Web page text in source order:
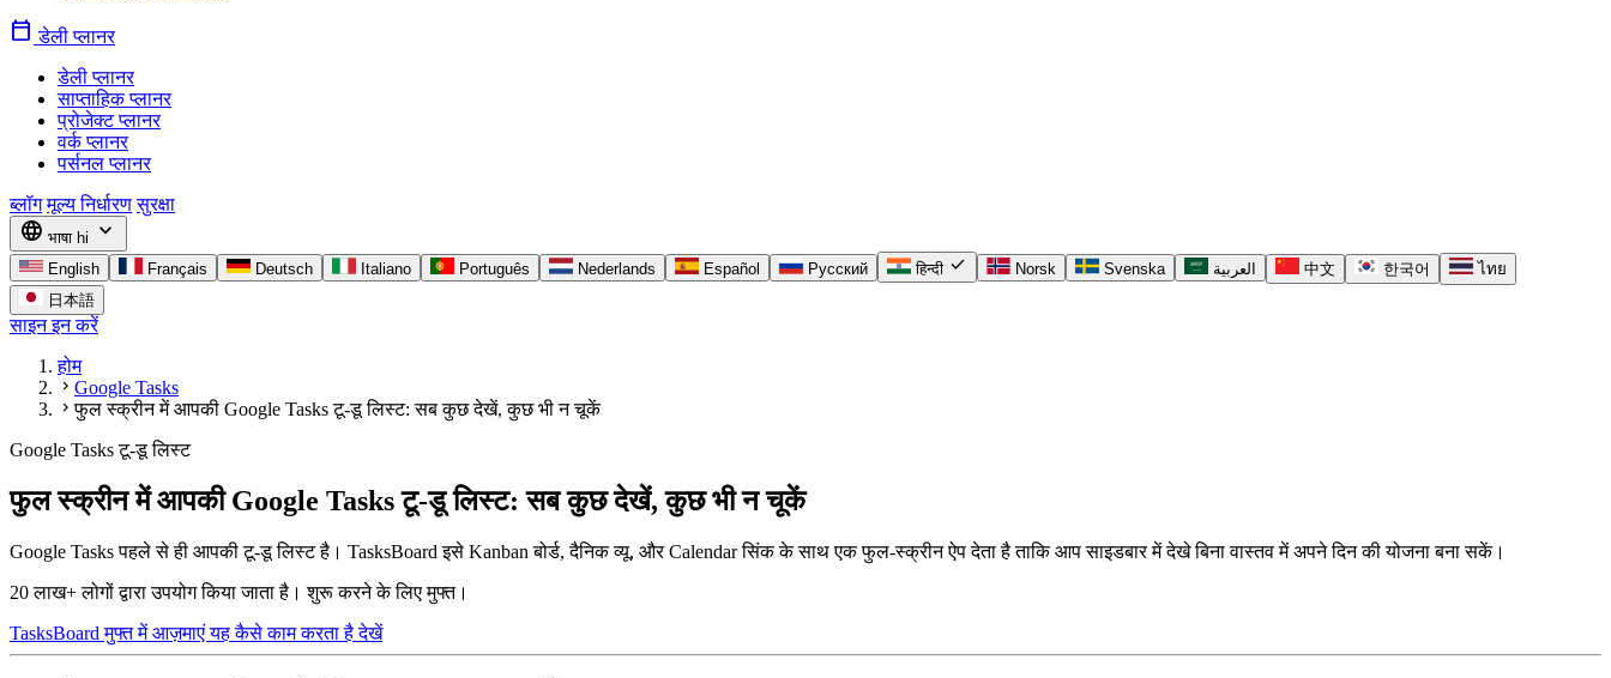
calendar_today डेली प्लानर
डेली प्लानर
साप्ताहिक प्लानर
प्रोजेक्ट प्लानर
वर्क प्लानर
पर्सनल प्लानर
ब्लॉग मूल्य निर्धारण सुरक्षा
language भाषा hi expand_more
English Français Deutsch Italiano Português Nederlands Español Русский हिन्दी check Norsk Svenska العربية 中文 한국어
ไทย
日本語
साइन इन करें
होम
chevron_right Google Tasks
chevron_rightफुल स्क्रीन में आपकी Google Tasks टू-डू लिस्ट: सब कुछ देखें, कुछ भी न चूकें
Google Tasks टू-डू लिस्ट
फुल स्क्रीन में आपकी Google Tasks टू-डू लिस्ट: सब कुछ देखें, कुछ भी न चूकें
Google Tasks पहले से ही आपकी टू-डू लिस्ट है। TasksBoard इसे Kanban बोर्ड, दैनिक व्यू, और Calendar सिंक के साथ एक फुल-स्क्रीन ऐप देता है ताकि आप साइडबार में देखे बिना वास्तव में अपने दिन की योजना बना सकें।
20 लाख+ लोगों द्वारा उपयोग किया जाता है। शुरू करने के लिए मुफ्त।
TasksBoard मुफ्त में आज़माएंयह कैसे काम करता है देखें